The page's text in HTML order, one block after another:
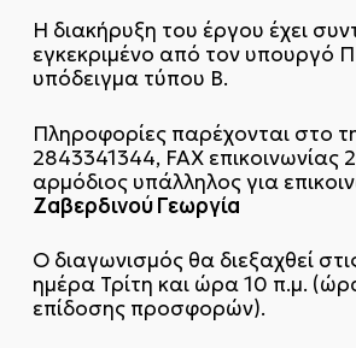
Η διακήρυξη του έργου έχει
εγκεκριμένο από τον υπουργό
υπόδειγμα τύπου Β.
Πληροφορίες παρέχονται στο
2843341344, FAX επικοινωνίας
αρμόδιος υπάλληλος για
Ζαβερδινού Γεωργία
Ο διαγωνισμός θα διεξαχθεί
ημέρα Τρίτη και ώρα 10 π.μ.
επίδοσης προσφορών).